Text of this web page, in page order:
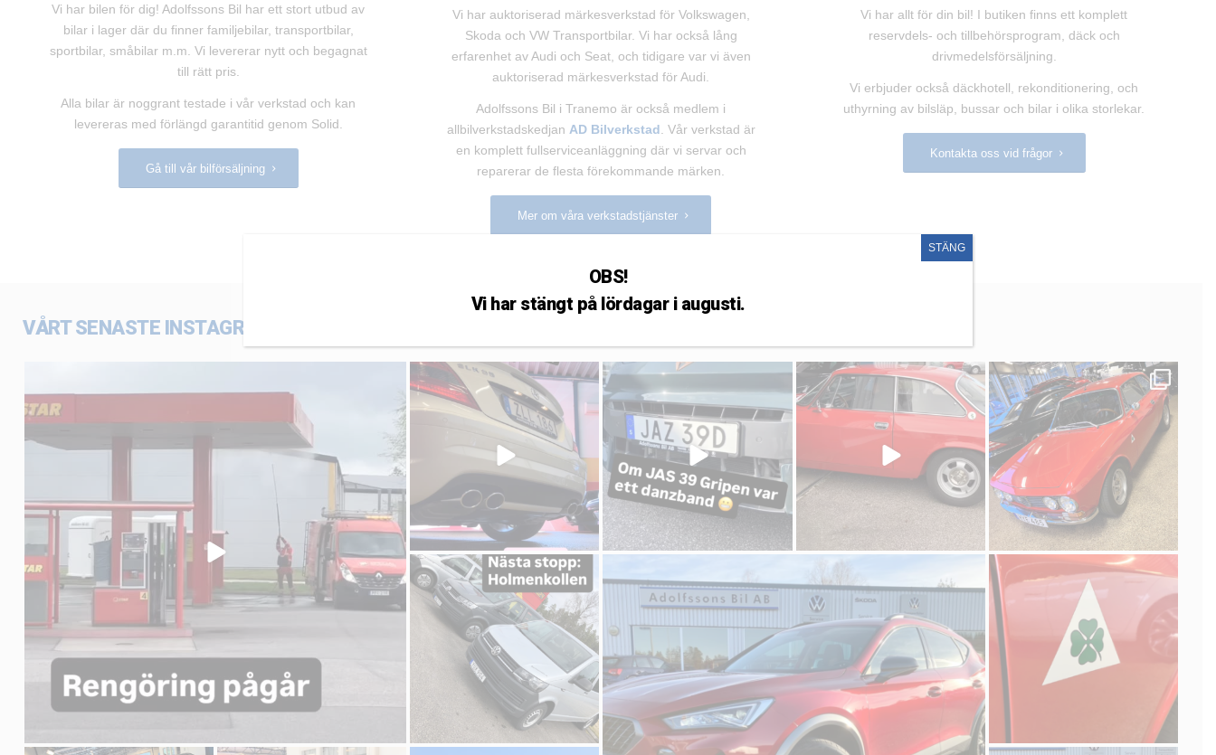
Vi har bilen för dig! Adolfssons Bil har ett stort utbud av
bilar i lager där du finner familjebilar, transportbilar,
sportbilar, småbilar m.m. Vi levererar nytt och begagnat
till rätt pris.
Alla bilar är noggrant testade i vår verkstad och kan
levereras med förlängd garantitid genom Solid.
Gå till vår bilförsäljning
Vi har auktoriserad märkesverkstad för Volkswagen,
Skoda och VW Transportbilar. Vi har också lång
erfarenhet av Audi och Seat, och tidigare var vi även
auktoriserad märkesverkstad för Audi.
Adolfssons Bil i Tranemo är också medlem i
allbilverkstadskedjan AD Bilverkstad. Vår verkstad är
en komplett fullserviceanläggning där vi servar och
reparerar de flesta förekommande märken.
Mer om våra verkstadstjänster
Vi har allt för din bil! I butiken finns ett komplett
reservdels- och tillbehörsprogram, däck och
drivmedelsförsäljning.
Vi erbjuder också däckhotell, rekonditionering, och
uthyrning av bilsläp, bussar och bilar i olika storlekar.
Kontakta oss vid frågor
VÅRT SENASTE INSTAGRAMFLÖDE
adolfssonsbil
Maj 6
adolfssonsbil
Apr 1
adolfssonsbil
Mar 23
adolfssonsbil
Mar 19
Mar 10
adolfssonsbil
Mar 9
OBS!
Vi har stängt på lördagar i augusti.
STÄNG